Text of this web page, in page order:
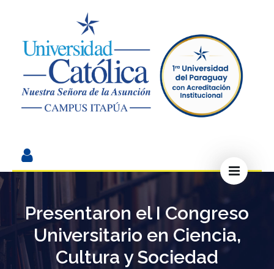
Presentaron el I Congreso
Universitario en Ciencia,
Cultura y Sociedad